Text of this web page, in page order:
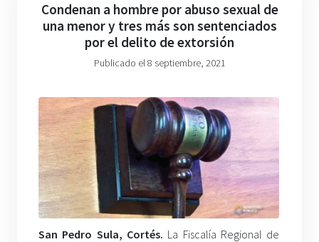
Condenan a hombre por abuso sexual de
una menor y tres más son sentenciados
por el delito de extorsión
Publicado el 8 septiembre, 2021
San Pedro Sula, Cortés. La Fiscalía Regional de